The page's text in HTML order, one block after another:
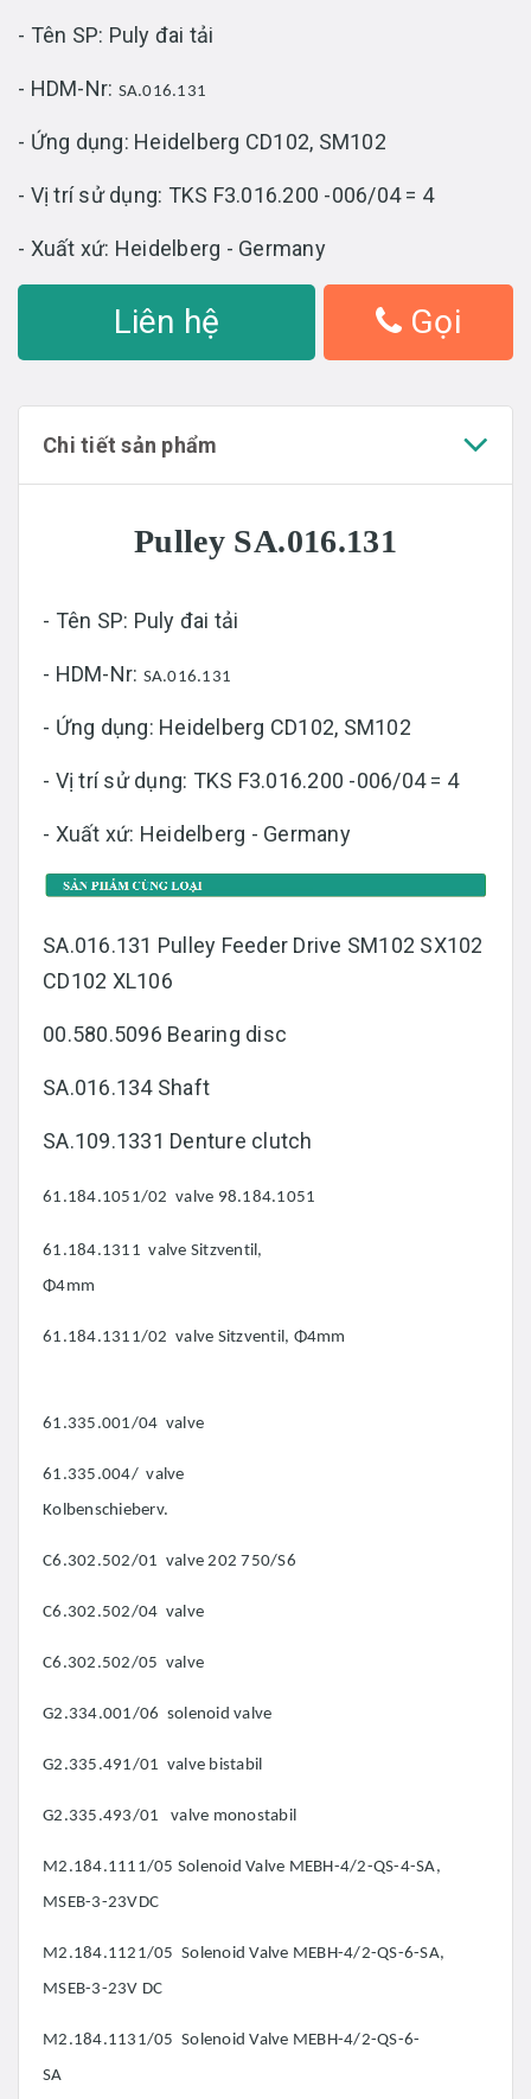
- Tên SP: Puly đai tải
- HDM-Nr: SA.016.131
- Ứng dụng: Heidelberg CD102, SM102
- Vị trí sử dụng: TKS F3.016.200 -006/04 = 4
- Xuất xứ: Heidelberg - Germany
Liên hệ Gọi
Chi tiết sản phẩm
Pulley SA.016.131
- Tên SP: Puly đai tải
- HDM-Nr: SA.016.131
- Ứng dụng: Heidelberg CD102, SM102
- Vị trí sử dụng: TKS F3.016.200 -006/04 = 4
- Xuất xứ: Heidelberg - Germany
SA.016.131 Pulley Feeder Drive SM102 SX102
CD102 XL106
00.580.5096 Bearing disc
SA.016.134 Shaft
SA.109.1331 Denture clutch
61.184.1051/02 valve 98.184.1051
61.184.1311 valve Sitzventil,
Φ4mm
61.184.1311/02 valve Sitzventil, Φ4mm
61.335.001/04 valve
61.335.004/ valve
Kolbenschieberv.
C6.302.502/01 valve 202 750/S6
C6.302.502/04 valve
C6.302.502/05 valve
G2.334.001/06 solenoid valve
G2.335.491/01 valve bistabil
G2.335.493/01 valve monostabil
M2.184.1111/05 Solenoid Valve MEBH-4/2-QS-4-SA,
MSEB-3-23VDC
M2.184.1121/05 Solenoid Valve MEBH-4/2-QS-6-SA,
MSEB-3-23V DC
M2.184.1131/05 Solenoid Valve MEBH-4/2-QS-6-
SA